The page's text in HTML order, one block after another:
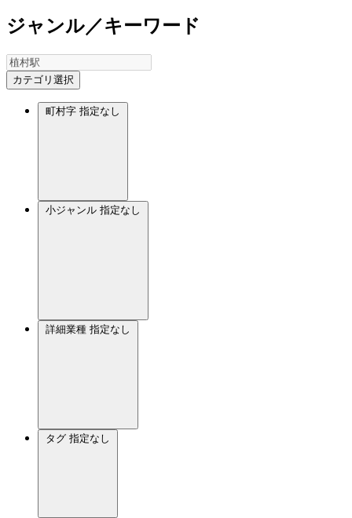
ジャンル／キーワード
カテゴリ選択
町村字 指定なし
小ジャンル 指定なし
詳細業種 指定なし
タグ 指定なし